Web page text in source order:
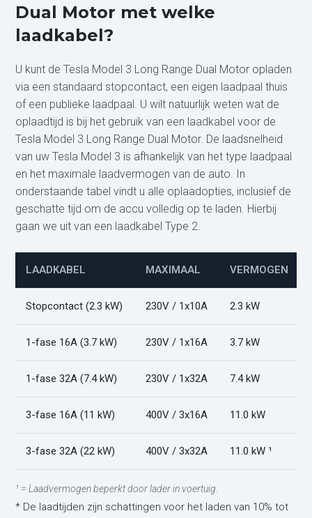
Dual Motor met welke
laadkabel?
U kunt de Tesla Model 3 Long Range Dual Motor opladen
via een standaard stopcontact, een eigen laadpaal thuis
of een publieke laadpaal. U wilt natuurlijk weten wat de
oplaadtijd is bij het gebruik van een laadkabel voor de
Tesla Model 3 Long Range Dual Motor. De laadsnelheid
van uw Tesla Model 3 is afhankelijk van het type laadpaal
en het maximale laadvermogen van de auto. In
onderstaande tabel vindt u alle oplaadopties, inclusief de
geschatte tijd om de accu volledig op te laden. Hierbij
gaan we uit van een laadkabel Type 2.
LAADKABEL MAXIMAAL VERMOGEN
Stopcontact (2.3 kW) 230V / 1x10A 2.3 kW
1-fase 16A (3.7 kW) 230V / 1x16A 3.7 kW
1-fase 32A (7.4 kW) 230V / 1x32A 7.4 kW
3-fase 16A (11 kW) 400V / 3x16A 11.0 kW
3-fase 32A (22 kW) 400V / 3x32A 11.0 kW ¹
¹ = Laadvermogen beperkt door lader in voertuig.
* De laadtijden zijn schattingen voor het laden van 10% tot